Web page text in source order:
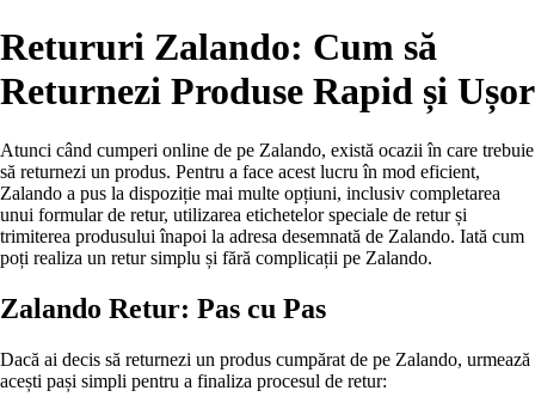
Retururi Zalando: Cum să
Returnezi Produse Rapid și Ușor
Atunci când cumperi online de pe Zalando, există ocazii în care trebuie
să returnezi un produs. Pentru a face acest lucru în mod eficient,
Zalando a pus la dispoziție mai multe opțiuni, inclusiv completarea
unui formular de retur, utilizarea etichetelor speciale de retur și
trimiterea produsului înapoi la adresa desemnată de Zalando. Iată cum
poți realiza un retur simplu și fără complicații pe Zalando.
Zalando Retur: Pas cu Pas
Dacă ai decis să returnezi un produs cumpărat de pe Zalando, urmează
acești pași simpli pentru a finaliza procesul de retur: